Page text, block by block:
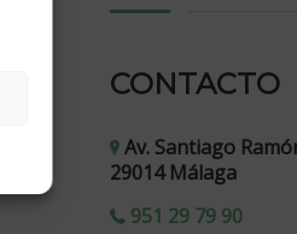
CONTACTO
Av. Santiago
29014 Málaga
951 29 79 90